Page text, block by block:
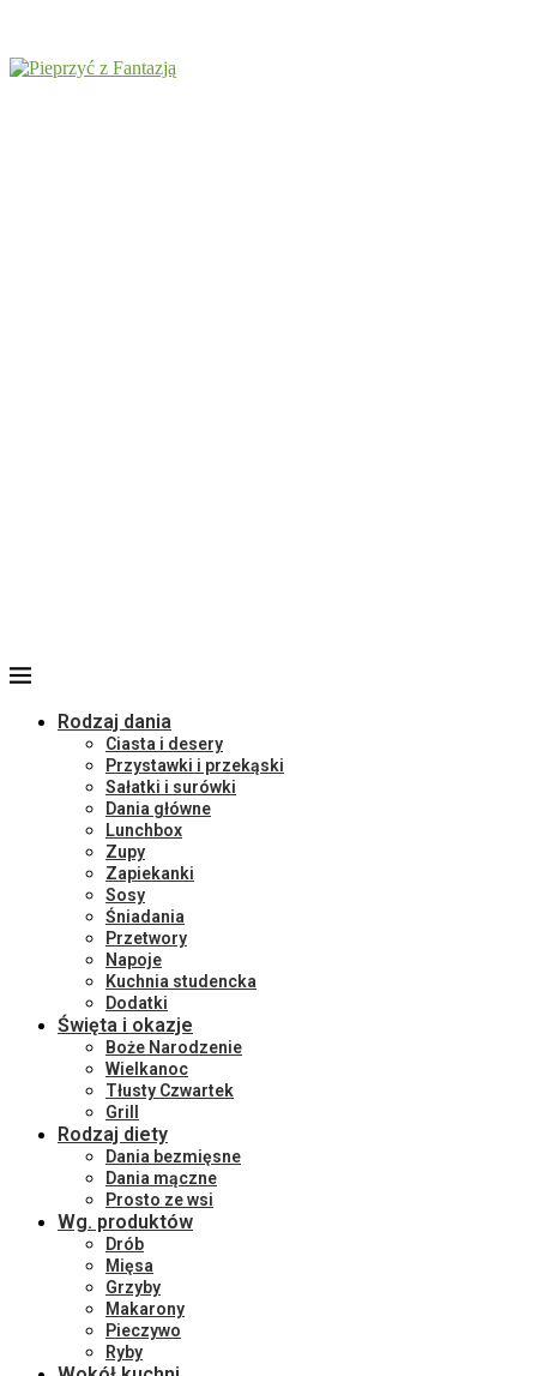
Rodzaj dania
Ciasta i desery
Przystawki i przekąski
Sałatki i surówki
Dania główne
Lunchbox
Zupy
Zapiekanki
Sosy
Śniadania
Przetwory
Napoje
Kuchnia studencka
Dodatki
Święta i okazje
Boże Narodzenie
Wielkanoc
Tłusty Czwartek
Grill
Rodzaj diety
Dania bezmięsne
Dania mączne
Prosto ze wsi
Wg. produktów
Drób
Mięsa
Grzyby
Makarony
Pieczywo
Ryby